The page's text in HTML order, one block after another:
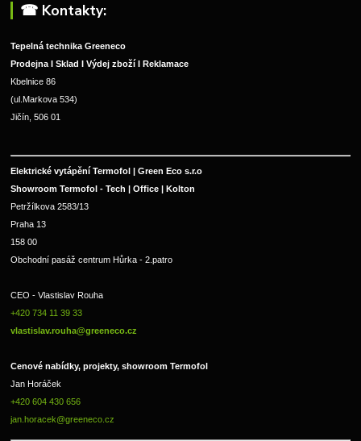
☎︎ Kontakty:
Tepelná technika Greeneco
Prodejna I Sklad I Výdej zboží I Reklamace
Kbelnice 86
(ul.Markova 534)
Jičín, 506 01
Elektrické vytápění Termofol | Green Eco s.r.o
Showroom Termofol - Tech | Office | Kolton
Petržílkova 2583/13
Praha 13
158 00
Obchodní pasáž centrum Hůrka - 2.patro
CEO - Vlastislav Rouha
+420 734 11 39 33
vlastislav.rouha@greeneco.cz
Cenové nabídky, projekty, showroom Termofol
Jan Horáček
+420 604 430 656
jan.horacek@greeneco.cz